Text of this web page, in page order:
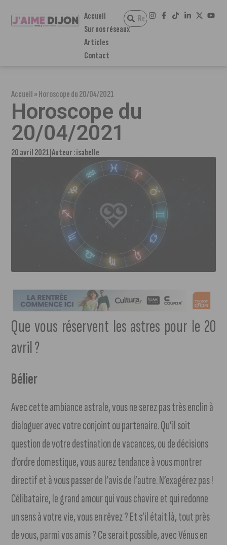
Accueil
Sur nos réseaux
Articles
Contact
Accueil»Horoscope du 20/04/2021
Horoscope du
20/04/2021
20 avril 2021 Auteur :isabelle
Que vous réservent les astres pour le 20
avril ?
Bélier
Avec cette ambiance astrale, vous ne serez pas très enclin à
dialoguer avec votre conjoint ou partenaire. Qu’il soit
question de votre destination de vacances, ou de décisions
d’ordre domestique, vous aurez tendance à vous montrer
directif et à vous passer de l’avis de l’autre. N’exagérez pas !
Célibataire, le grand amour qui vous chavire et qui redonne
un sens à votre vie, vous en rêvez ? Et s’il était là, tout près
de vous, parmi vos amis ? Ce serait possible, avec Vénus en